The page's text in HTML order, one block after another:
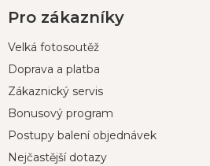
Pro zákazníky
Velká fotosoutěž
Doprava a platba
Zákaznický servis
Bonusový program
Postupy balení objednávek
Nejčastější dotazy